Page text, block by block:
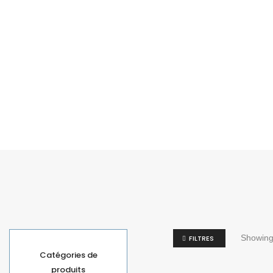
FILTRES
Catégories de
produits